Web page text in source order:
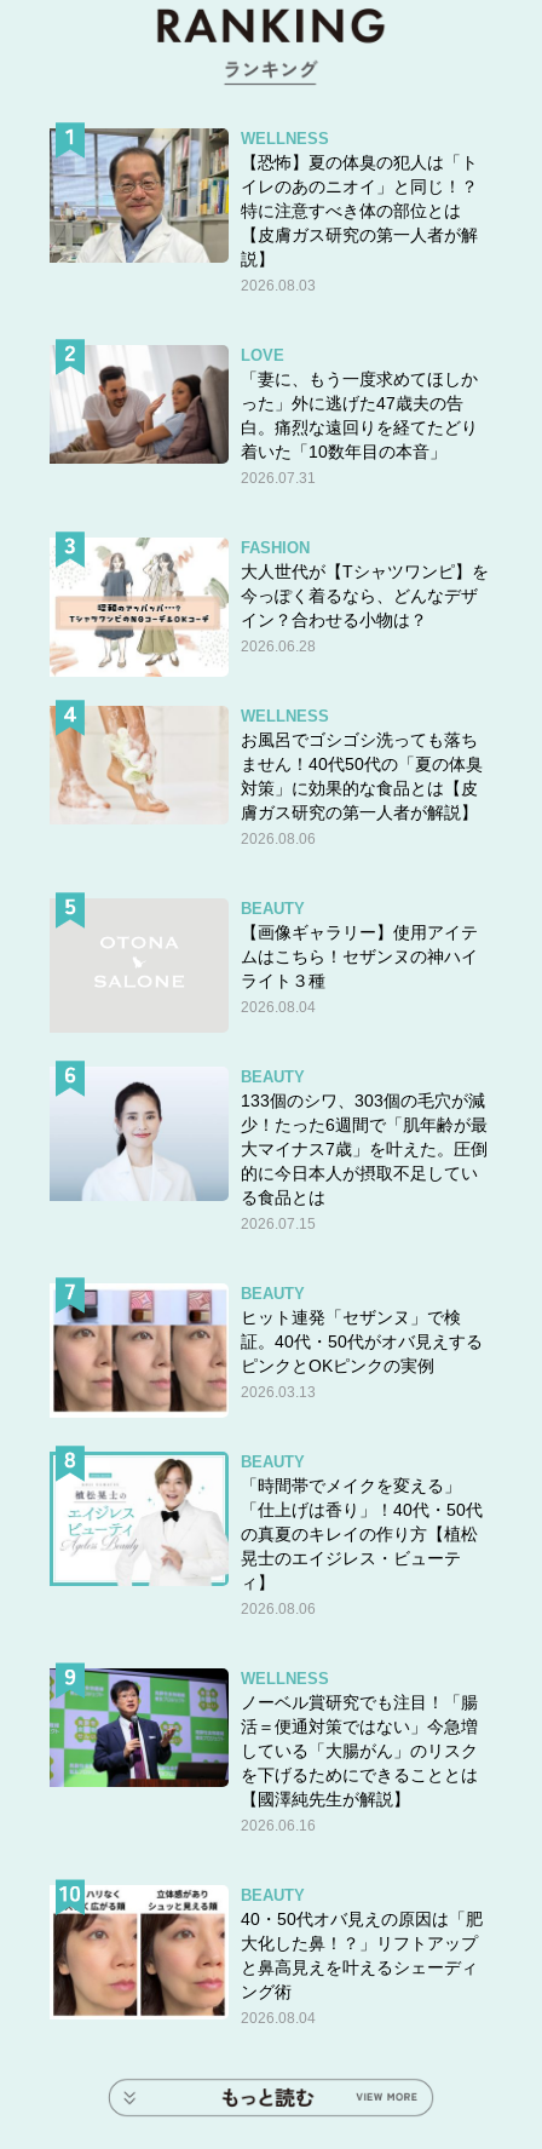
WELLNESS
【恐怖】夏の体臭の犯人は「ト
イレのあのニオイ」と同じ！？
特に注意すべき体の部位とは
【皮膚ガス研究の第一人者が解
説】
2026.08.03
LOVE
「妻に、もう一度求めてほしか
った」外に逃げた47歳夫の告
白。痛烈な遠回りを経てたどり
着いた「10数年目の本音」
2026.07.31
FASHION
大人世代が【Tシャツワンピ】を
今っぽく着るなら、どんなデザ
イン？合わせる小物は？
2026.06.28
WELLNESS
お風呂でゴシゴシ洗っても落ち
ません！40代50代の「夏の体臭
対策」に効果的な食品とは【皮
膚ガス研究の第一人者が解説】
2026.08.06
BEAUTY
【画像ギャラリー】使用アイテ
ムはこちら！セザンヌの神ハイ
ライト３種
2026.08.04
BEAUTY
133個のシワ、303個の毛穴が減
少！たった6週間で「肌年齢が最
大マイナス7歳」を叶えた。圧倒
的に今日本人が摂取不足してい
る食品とは
2026.07.15
BEAUTY
ヒット連発「セザンヌ」で検
証。40代・50代がオバ見えする
ピンクとOKピンクの実例
2026.03.13
BEAUTY
「時間帯でメイクを変える」
「仕上げは香り」！40代・50代
の真夏のキレイの作り方【植松
晃士のエイジレス・ビューテ
ィ】
2026.08.06
WELLNESS
ノーベル賞研究でも注目！「腸
活＝便通対策ではない」今急増
している「大腸がん」のリスク
を下げるためにできることとは
【國澤純先生が解説】
2026.06.16
BEAUTY
40・50代オバ見えの原因は「肥
大化した鼻！？」リフトアップ
と鼻高見えを叶えるシェーディ
ング術
2026.08.04